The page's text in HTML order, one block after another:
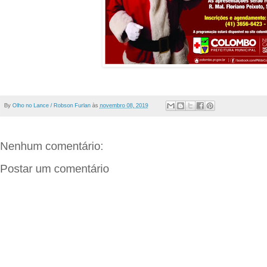
By Olho no Lance / Robson Furlan às novembro 08, 2019
Nenhum comentário:
Postar um comentário